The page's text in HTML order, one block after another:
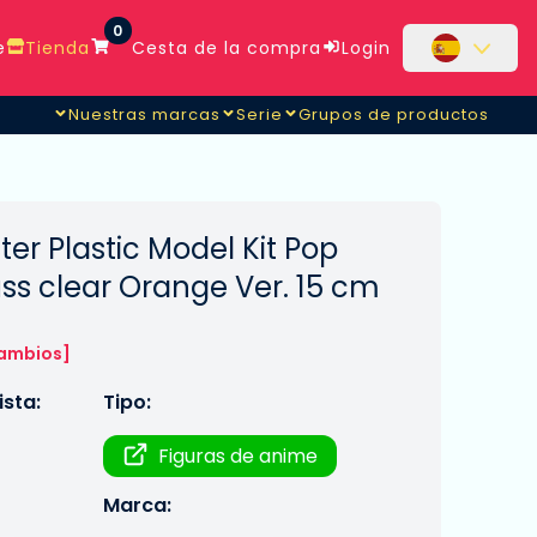
Tienda
0
Cesta de la compra Login
Nuestras marcas Serie Grupos de productos
Plastic Model Kit Pop
clear Orange Ver. 15 cm
Tipo:
Figuras de anime
Marca: